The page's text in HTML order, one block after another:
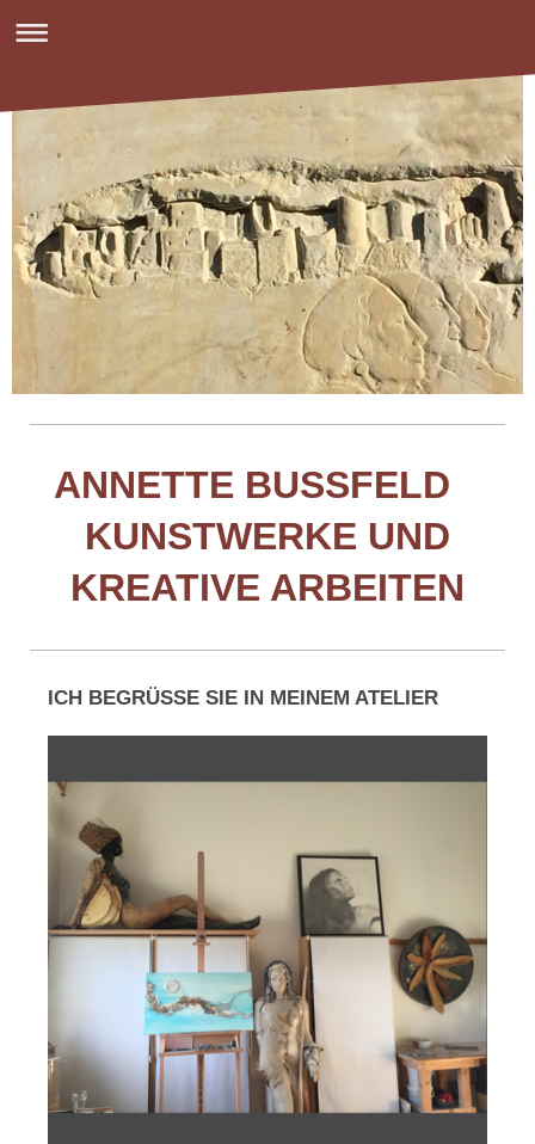
ANNETTE BUSSFELD K
UNSTWERKE UND K
REATIVE ARBEITEN
ICH BEGRÜSSE SIE IN MEINEM ATELIER